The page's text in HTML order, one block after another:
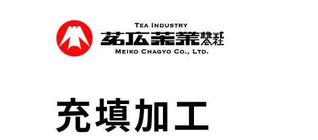
充填加工